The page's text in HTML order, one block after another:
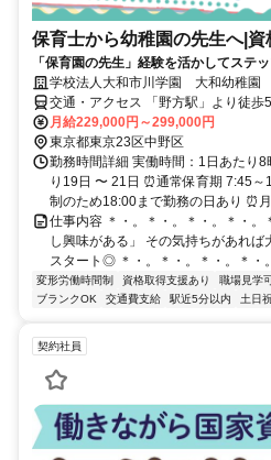
保育士から幼稚園の先生へ|資
「保育園の先生」経験を活かしてステ
学校法人大和市川学園 大和幼稚園
交通・アクセス 「野方駅」より徒歩
野方駅行き』終点下車徒歩5分 ◆JR
』野方駅入り口下車徒歩5分
月給229,000円～299,000円
東京都東京23区中野区
勤務時間詳細 実働時間：1日あたり
り19日 〜 21日 ⏰通常保育期 7:45
制のため18:00まで勤務の日あり ⏰月
仕事内容 ＊・。＊・。＊・。＊・
し興味がある」 その気持ちがあれ
スタート◎ ＊・。＊・。＊・。＊・
変形労働時間制 資格取得支援あり 職場見学
ブランクOK
交通費支給 駅近5分以内 土日
契約社員